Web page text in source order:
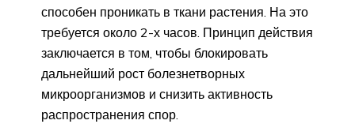
способен проникать в ткани растения. На это
требуется около 2-х часов. Принцип действия
заключается в том, чтобы блокировать
дальнейший рост болезнетворных
микроорганизмов и снизить активность
распространения спор.